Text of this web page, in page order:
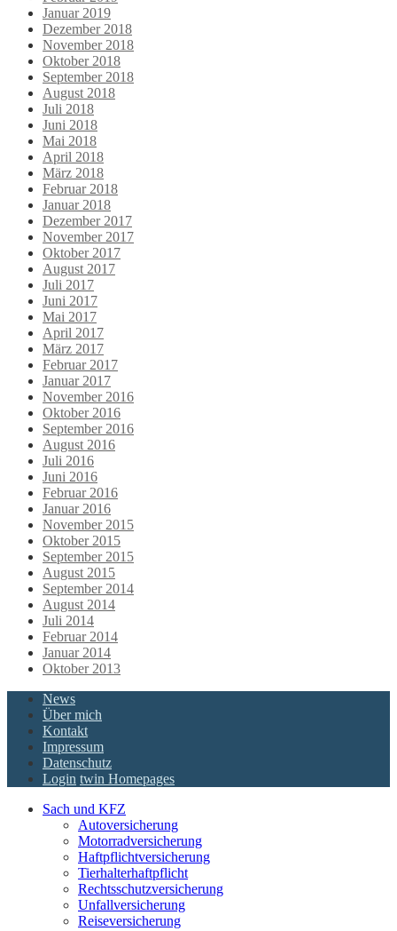
Januar 2019
Dezember 2018
November 2018
Oktober 2018
September 2018
August 2018
Juli 2018
Juni 2018
Mai 2018
April 2018
März 2018
Februar 2018
Januar 2018
Dezember 2017
November 2017
Oktober 2017
August 2017
Juli 2017
Juni 2017
Mai 2017
April 2017
März 2017
Februar 2017
Januar 2017
November 2016
Oktober 2016
September 2016
August 2016
Juli 2016
Juni 2016
Februar 2016
Januar 2016
November 2015
Oktober 2015
September 2015
August 2015
September 2014
August 2014
Juli 2014
Februar 2014
Januar 2014
Oktober 2013
News
Über mich
Kontakt
Impressum
Datenschutz
Login twin Homepages
Sach und KFZ
Autoversicherung
Motorradversicherung
Haftpflichtversicherung
Tierhalterhaftpflicht
Rechtsschutzversicherung
Unfallversicherung
Reiseversicherung